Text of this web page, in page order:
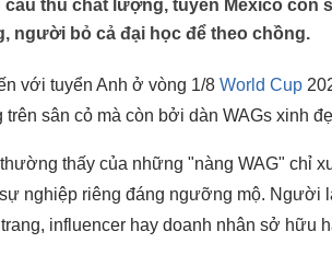
cầu thủ chất lượng, tuyển Mexico còn
người bỏ cả đại học để theo chồng.
với tuyển Anh ở vòng 1/8 World Cup
sân cỏ mà còn bởi dàn WAGs xinh
thấy của những "nàng WAG" chỉ
nghiệp riêng đáng ngưỡng mộ. Người
influencer hay doanh nhân sở hữu